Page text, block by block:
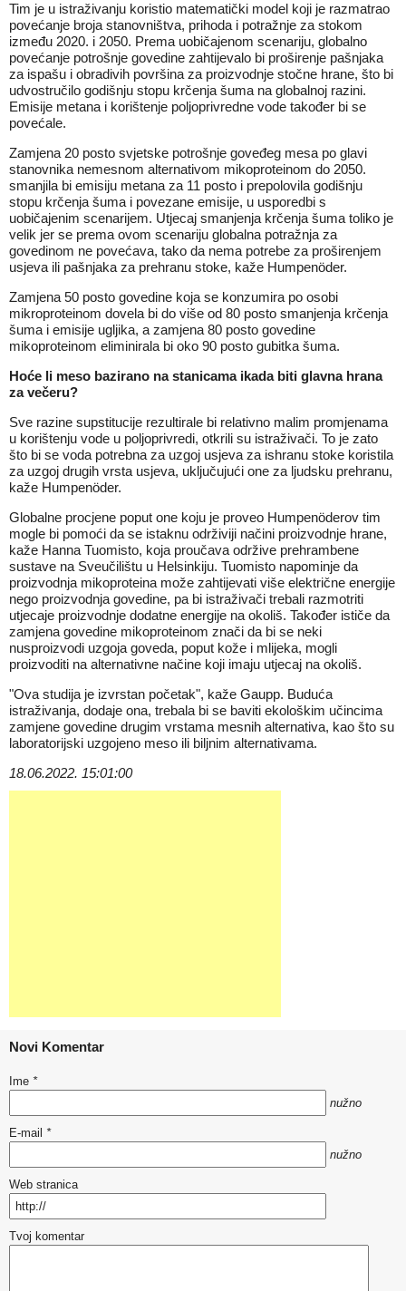
Tim je u istraživanju koristio matematički model koji je razmatrao
povećanje broja stanovništva, prihoda i potražnje za stokom
između 2020. i 2050. Prema uobičajenom scenariju, globalno
povećanje potrošnje govedine zahtijevalo bi proširenje pašnjaka
za ispašu i obradivih površina za proizvodnje stočne hrane, što bi
udvostručilo godišnju stopu krčenja šuma na globalnoj razini.
Emisije metana i korištenje poljoprivredne vode također bi se
povećale.
Zamjena 20 posto svjetske potrošnje goveđeg mesa po glavi
stanovnika nemesnom alternativom mikoproteinom do 2050.
smanjila bi emisiju metana za 11 posto i prepolovila godišnju
stopu krčenja šuma i povezane emisije, u usporedbi s
uobičajenim scenarijem. Utjecaj smanjenja krčenja šuma toliko je
velik jer se prema ovom scenariju globalna potražnja za
govedinom ne povećava, tako da nema potrebe za proširenjem
usjeva ili pašnjaka za prehranu stoke, kaže Humpenöder.
Zamjena 50 posto govedine koja se konzumira po osobi
mikroproteinom dovela bi do više od 80 posto smanjenja krčenja
šuma i emisije ugljika, a zamjena 80 posto govedine
mikoproteinom eliminirala bi oko 90 posto gubitka šuma.
Hoće li meso bazirano na stanicama ikada biti glavna hrana
za večeru?
Sve razine supstitucije rezultirale bi relativno malim promjenama
u korištenju vode u poljoprivredi, otkrili su istraživači. To je zato
što bi se voda potrebna za uzgoj usjeva za ishranu stoke koristila
za uzgoj drugih vrsta usjeva, uključujući one za ljudsku prehranu,
kaže Humpenöder.
Globalne procjene poput one koju je proveo Humpenöderov tim
mogle bi pomoći da se istaknu održiviji načini proizvodnje hrane,
kaže Hanna Tuomisto, koja proučava održive prehrambene
sustave na Sveučilištu u Helsinkiju. Tuomisto napominje da
proizvodnja mikoproteina može zahtijevati više električne energije
nego proizvodnja govedine, pa bi istraživači trebali razmotriti
utjecaje proizvodnje dodatne energije na okoliš. Također ističe da
zamjena govedine mikoproteinom znači da bi se neki
nusproizvodi uzgoja goveda, poput kože i mlijeka, mogli
proizvoditi na alternativne načine koji imaju utjecaj na okoliš.
"Ova studija je izvrstan početak", kaže Gaupp. Buduća
istraživanja, dodaje ona, trebala bi se baviti ekološkim učincima
zamjene govedine drugim vrstama mesnih alternativa, kao što su
laboratorijski uzgojeno meso ili biljnim alternativama.
18.06.2022. 15:01:00
Novi Komentar
Ime *
nužno
E-mail *
nužno
Web stranica
Tvoj komentar